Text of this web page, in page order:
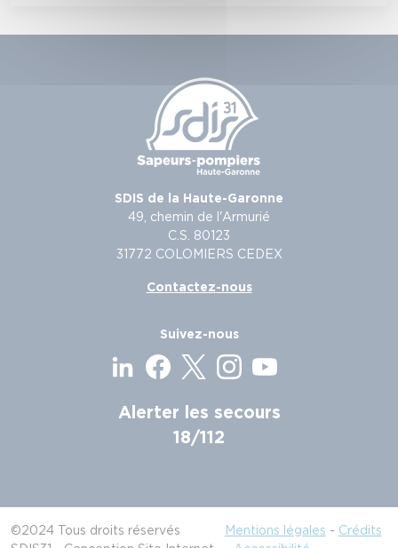
SDIS de la Haute-Garonne
49, chemin de l'Armurié
C.S. 80123
31772 COLOMIERS CEDEX
Contactez-nous
Suivez-nous
Alerter les secours
18/112
©2024 Tous droits réservés
Mentions légales - Crédits